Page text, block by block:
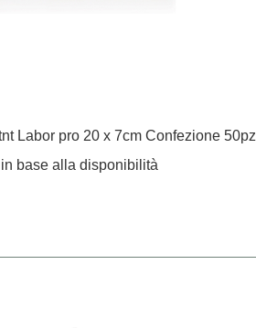
Labor pro 20 x 7cm Confezione 50pz
base alla disponibilità